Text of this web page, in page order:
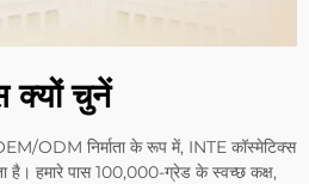
क्यों चुनें
ODM निर्माता के रूप में, INTE कॉस्मेटिक्स
है। हमारे पास 100,000-ग्रेड के स्वच्छ कक्ष,